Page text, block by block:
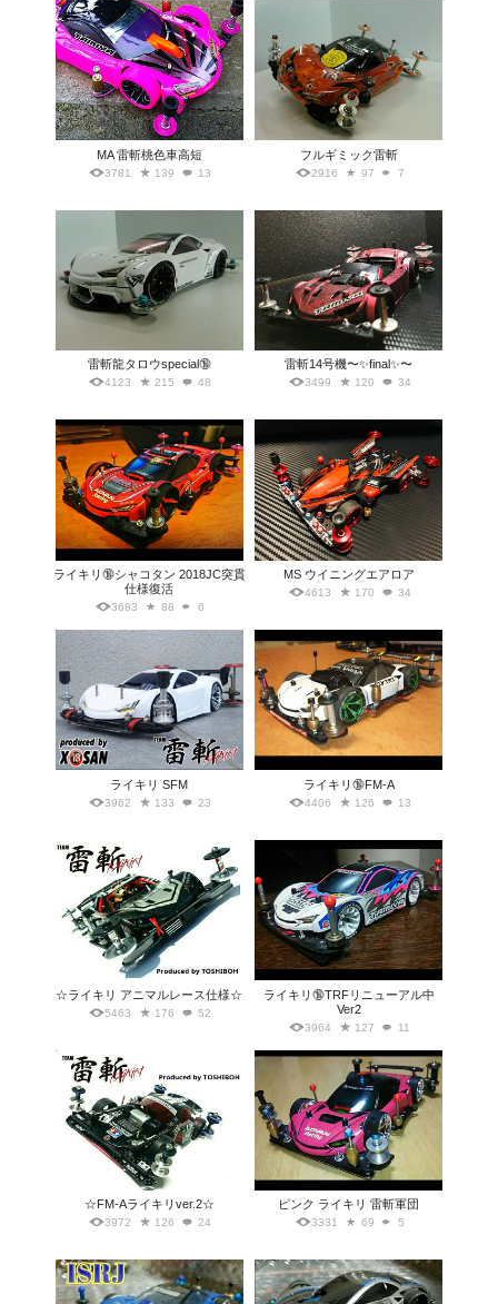
MA 雷斬桃色車高短
3781 139 13
フルギミック雷斬
2916 97 7
雷斬龍タロウspecial🔞
4123 215 48
雷斬14号機〜✨final✨〜
3499 120 34
ライキリ🔞シャコタン 2018JC突貫
仕様復活
3683 88 6
MS ウイニングエアロア
4613 170 34
ライキリ SFM
3962 133 23
ライキリ🔞FM-A
4406 126 13
☆ライキリ アニマルレース仕様☆
5463 176 52
ライキリ🔞TRFリニューアル中
Ver2
3964 127 11
☆FM-Aライキリver.2☆
3972 126 24
ピンク ライキリ 雷斬軍団
3331 69 5